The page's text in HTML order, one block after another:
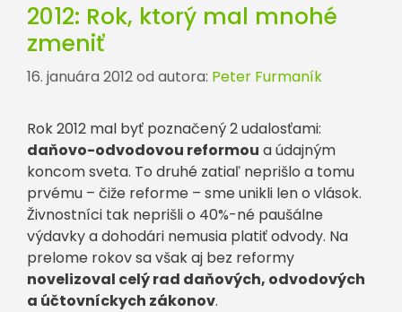
2012: Rok, ktorý mal mnohé
zmeniť
16. januára 2012od autora: Peter Furmaník
Rok 2012 mal byť poznačený 2 udalosťami:
daňovo-odvodovou reformou a údajným
koncom sveta. To druhé zatiaľ neprišlo a tomu
prvému – čiže reforme – sme unikli len o vlások.
Živnostníci tak neprišli o 40%-né paušálne
výdavky a dohodári nemusia platiť odvody. Na
prelome rokov sa však aj bez reformy
novelizoval celý rad daňových, odvodových
a účtovníckych zákonov.